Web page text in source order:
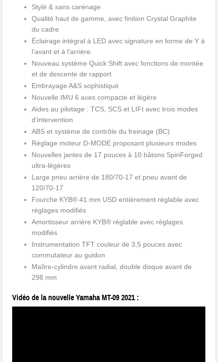
Stylé & sans carénage
Qualité haut de gamme, avec finition Crystal Graphite
du cadre
Éclairage intégral à LED avec signature en forme de Y à
l’avant et à l’arrière
Nouveau système Quick Shift avec fonctions de montée
et de descente de rapport
Embrayage A&S sophistiqué
Nouvelle IMU 6 axes compacte et légère
Aides au pilotage : TCS, SCS et LIFt avec trois modes
d’intervention
ABS et système de contrôle du freinage (BC)
Réglage moteur D-MODE proposant plusieurs modes
Nouvelles jantes de 17 pouces à 10 bâtons SpinForged
ultra-légères
Large pneu arrière de 180/70-17 et pneu avant de
120/70-17
Fourche KYB® 41 mm USD entièrement réglable avec
réglages modifiés
Amortisseur arrière KYB® réglable avec réglages
modifiés
Instrumentation TFT couleur de 3,5 pouces avec
commutateur au guidon
Maître-cylindre avant radial, double disque avant de
298 mm
Vidéo de la nouvelle Yamaha MT-09 2021 :